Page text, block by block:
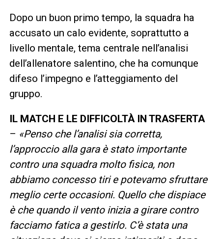
Dopo un buon primo tempo, la squadra ha
accusato un calo evidente, soprattutto a
livello mentale, tema centrale nell’analisi
dell’allenatore salentino, che ha comunque
difeso l’impegno e l’atteggiamento del
gruppo.
IL MATCH E LE DIFFICOLTÀ IN TRASFERTA
– «Penso che l’analisi sia corretta,
l’approccio alla gara è stato importante
contro una squadra molto fisica, non
abbiamo concesso tiri e potevamo sfruttare
meglio certe occasioni. Quello che dispiace
è che quando il vento inizia a girare contro
facciamo fatica a gestirlo. C’è stata una